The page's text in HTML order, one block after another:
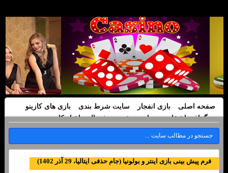
صفحه اصلی بازی انفجار سایت شرط بندی
بازی های کازینو
بیوگرافی اشخاص
سایت پیش بینی فوتبال اخبار کازینو
فرم پیش بینی بازی اینتر و بولونیا (جام حذفی ایتالیا، 29 آذر 1402)